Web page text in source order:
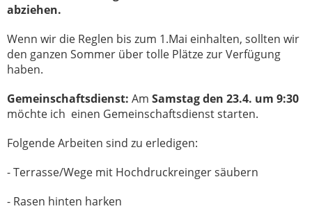
abziehen.
Wenn wir die Reglen bis zum 1.Mai einhalten, sollten wir
den ganzen Sommer über tolle Plätze zur Verfügung
haben.
Gemeinschaftsdienst: Am Samstag den 23.4. um 9:30
möchte ich einen Gemeinschaftsdienst starten.
Folgende Arbeiten sind zu erledigen:
- Terrasse/Wege mit Hochdruckreinger säubern
- Rasen hinten harken